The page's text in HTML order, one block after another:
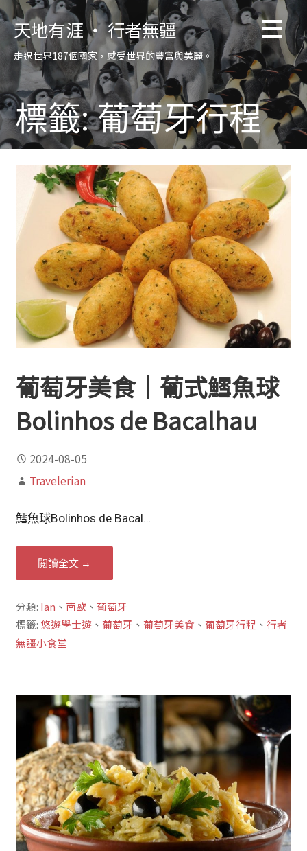
跳
至
要
容
天地有涯 ‧ 行者無疆
走過世界187個國家，感受世界的豐富與美麗。
標籤: 葡萄牙行程
葡萄牙美食｜葡式鱈魚球
Bolinhos de Bacalhau
2024-08-05
Travelerian
鱈魚球Bolinhos de Bacal…
閱讀全文 →
分類: Ian 、 南歐 、葡萄牙
標籤: 悠遊學士遊 、葡萄牙 、葡萄牙美食 、葡萄牙行程 、行者
無疆小食堂